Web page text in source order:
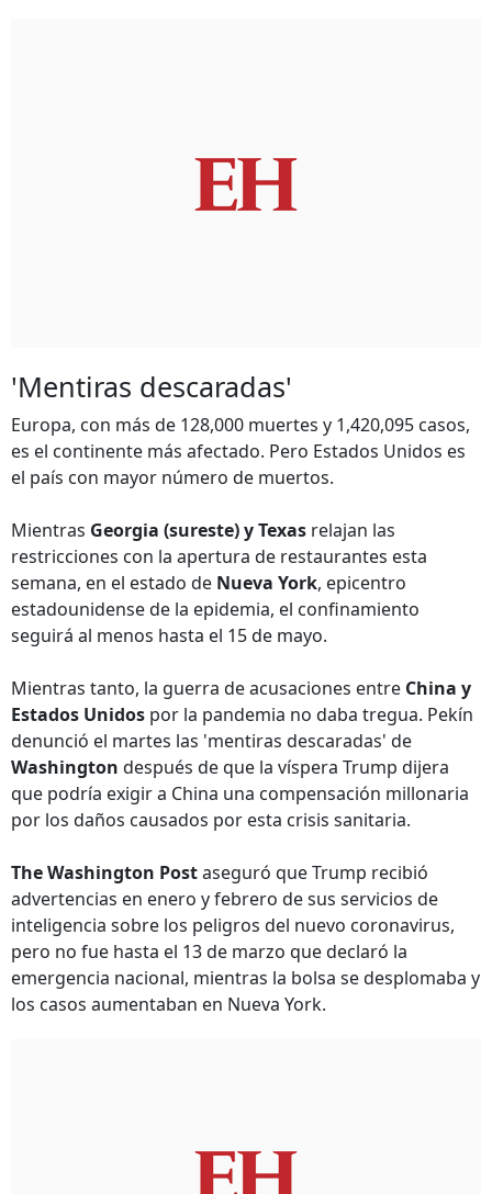
'Mentiras descaradas'
Europa, con más de 128,000 muertes y 1,420,095 casos,
es el continente más afectado. Pero Estados Unidos es
el país con mayor número de muertos.
Mientras Georgia (sureste) y Texas relajan las
restricciones con la apertura de restaurantes esta
semana, en el estado de Nueva York, epicentro
estadounidense de la epidemia, el confinamiento
seguirá al menos hasta el 15 de mayo.
Mientras tanto, la guerra de acusaciones entre China y
Estados Unidos por la pandemia no daba tregua. Pekín
denunció el martes las 'mentiras descaradas' de
Washington después de que la víspera Trump dijera
que podría exigir a China una compensación millonaria
por los daños causados por esta crisis sanitaria.
The Washington Postaseguró que Trump recibió
advertencias en enero y febrero de sus servicios de
inteligencia sobre los peligros del nuevo coronavirus,
pero no fue hasta el 13 de marzo que declaró la
emergencia nacional, mientras la bolsa se desplomaba y
los casos aumentaban en Nueva York.